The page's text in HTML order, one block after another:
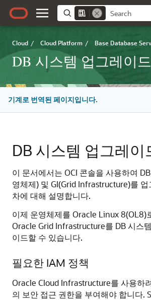
Cloud / Cloud Platform / Base Database
DB 시스템 업그레이드
기계로 번역된 페이지입니다.
DB 시스템 업그레이
이 문서에서는 OCI 콘솔을 사용하여
영체제) 및 GI(Grid Infrastructure)를 업
차에 대해 설명합니다.
이제 운영체제를 Oracle Linux 8(OL8)
Oracle Grid Infrastructure를 DB 시스
이드할 수 있습니다.
필요한 IAM 정책
Oracle Cloud Infrastructure를 사용하
의 보안 접근 권한을 부여해야 합니다.